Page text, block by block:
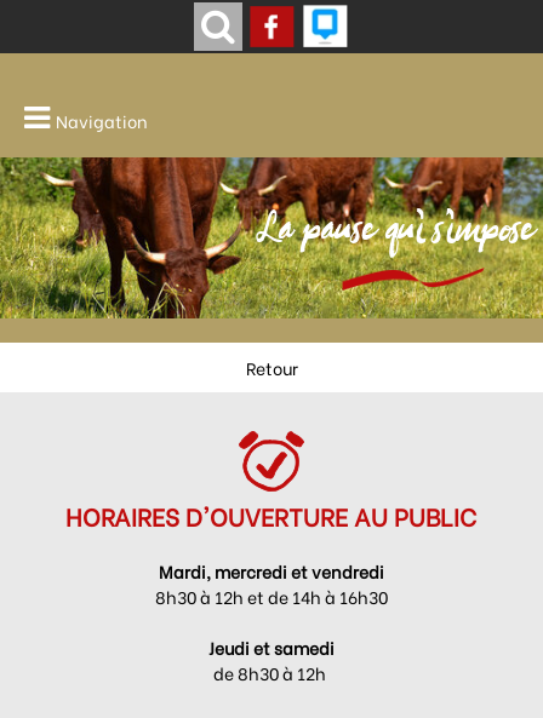
Navigation
La pause qui s'impose
Retour
HORAIRES D'OUVERTURE AU PUBLIC
Mardi, mercredi et vendredi
8h30 à 12h et de 14h à 16h30
Jeudi et samedi
de 8h30 à 12h